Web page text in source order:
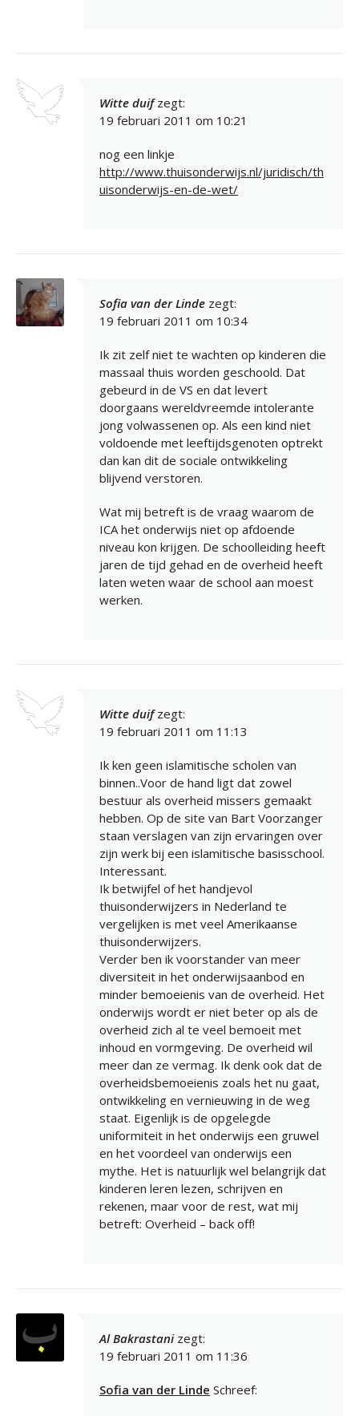
Witte duif zegt:
19 februari 2011 om 10:21
nog een linkje
http://www.thuisonderwijs.nl/juridisch/th
uisonderwijs-en-de-wet/
Sofia van der Linde zegt:
19 februari 2011 om 10:34
Ik zit zelf niet te wachten op kinderen die
massaal thuis worden geschoold. Dat
gebeurd in de VS en dat levert
doorgaans wereldvreemde intolerante
jong volwassenen op. Als een kind niet
voldoende met leeftijdsgenoten optrekt
dan kan dit de sociale ontwikkeling
blijvend verstoren.
Wat mij betreft is de vraag waarom de
ICA het onderwijs niet op afdoende
niveau kon krijgen. De schoolleiding heeft
jaren de tijd gehad en de overheid heeft
laten weten waar de school aan moest
werken.
Witte duif zegt:
19 februari 2011 om 11:13
Ik ken geen islamitische scholen van
binnen..Voor de hand ligt dat zowel
bestuur als overheid missers gemaakt
hebben. Op de site van Bart Voorzanger
staan verslagen van zijn ervaringen over
zijn werk bij een islamitische basisschool.
Interessant.
Ik betwijfel of het handjevol
thuisonderwijzers in Nederland te
vergelijken is met veel Amerikaanse
thuisonderwijzers.
Verder ben ik voorstander van meer
diversiteit in het onderwijsaanbod en
minder bemoeienis van de overheid. Het
onderwijs wordt er niet beter op als de
overheid zich al te veel bemoeit met
inhoud en vormgeving. De overheid wil
meer dan ze vermag. Ik denk ook dat de
overheidsbemoeienis zoals het nu gaat,
ontwikkeling en vernieuwing in de weg
staat. Eigenlijk is de opgelegde
uniformiteit in het onderwijs een gruwel
en het voordeel van onderwijs een
mythe. Het is natuurlijk wel belangrijk dat
kinderen leren lezen, schrijven en
rekenen, maar voor de rest, wat mij
betreft: Overheid – back off!
Al Bakrastani zegt:
19 februari 2011 om 11:36
Sofia van der Linde Schreef: